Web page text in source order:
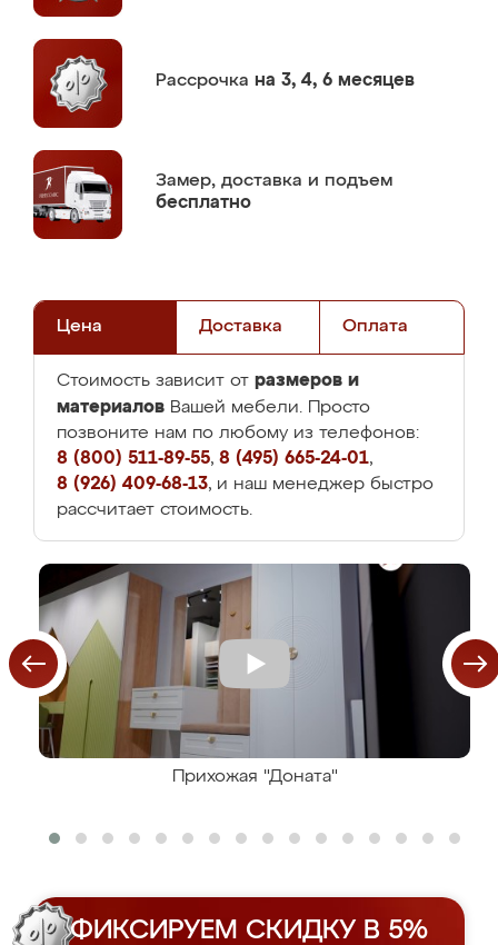
Рассрочка на 3, 4, 6 месяцев
Замер, доставка и подъем
бесплатно
Цена Доставка Оплата
Стоимость зависит от размеров и
материалов Вашей мебели. Просто
позвоните нам по любому из телефонов:
8 (800) 511-89-55, 8 (495) 665-24-01,
8 (926) 409-68-13, и наш менеджер быстро
рассчитает стоимость.
Прихожая "Доната"
ФИКСИРУЕМ СКИДКУ В 5%